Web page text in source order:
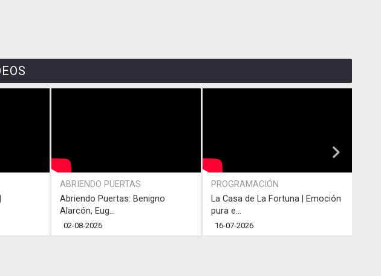
ABRIENDO PUERTAS
Abriendo Puertas: Benigno
Alarcón, Eug...
02-08-2026
PROGRAMACIÓN
La Casa de La Fortuna | Emoción
pura e...
16-07-2026